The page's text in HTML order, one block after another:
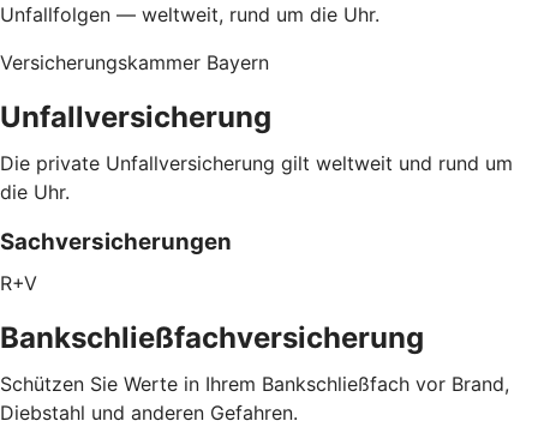
Unfallfolgen — weltweit, rund um die Uhr.
Versicherungskammer Bayern
Unfallversicherung
Die private Unfallversicherung gilt weltweit und rund um
die Uhr.
Sachversicherungen
R+V
Bankschließfachversicherung
Schützen Sie Werte in Ihrem Bankschließfach vor Brand,
Diebstahl und anderen Gefahren.